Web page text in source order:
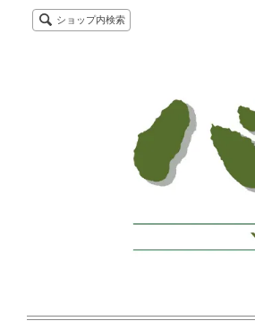
ショップ内検索